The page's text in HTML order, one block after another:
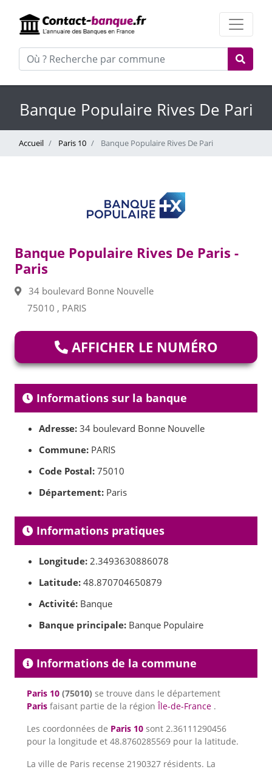
Banque Populaire Rives De Pari
Accueil Paris 10 Banque Populaire Rives De Pari
Banque Populaire Rives De Paris -
Paris
34 boulevard Bonne Nouvelle
75010 , PARIS
AFFICHER LE NUMÉRO
Informations sur la banque
Adresse: 34 boulevard Bonne Nouvelle
Commune: PARIS
Code Postal: 75010
Département: Paris
Informations pratiques
Longitude: 2.3493630886078
Latitude: 48.870704650879
Activité: Banque
Banque principale: Banque Populaire
Informations de la commune
Paris 10 (75010) se trouve dans le département
Paris faisant partie de la régionÎle-de-France .
Les coordonnées de Paris 10 sont 2.36111290456
pour la longitude et 48.8760285569 pour la latitude.
La ville de Paris recense 2190327 résidents. La